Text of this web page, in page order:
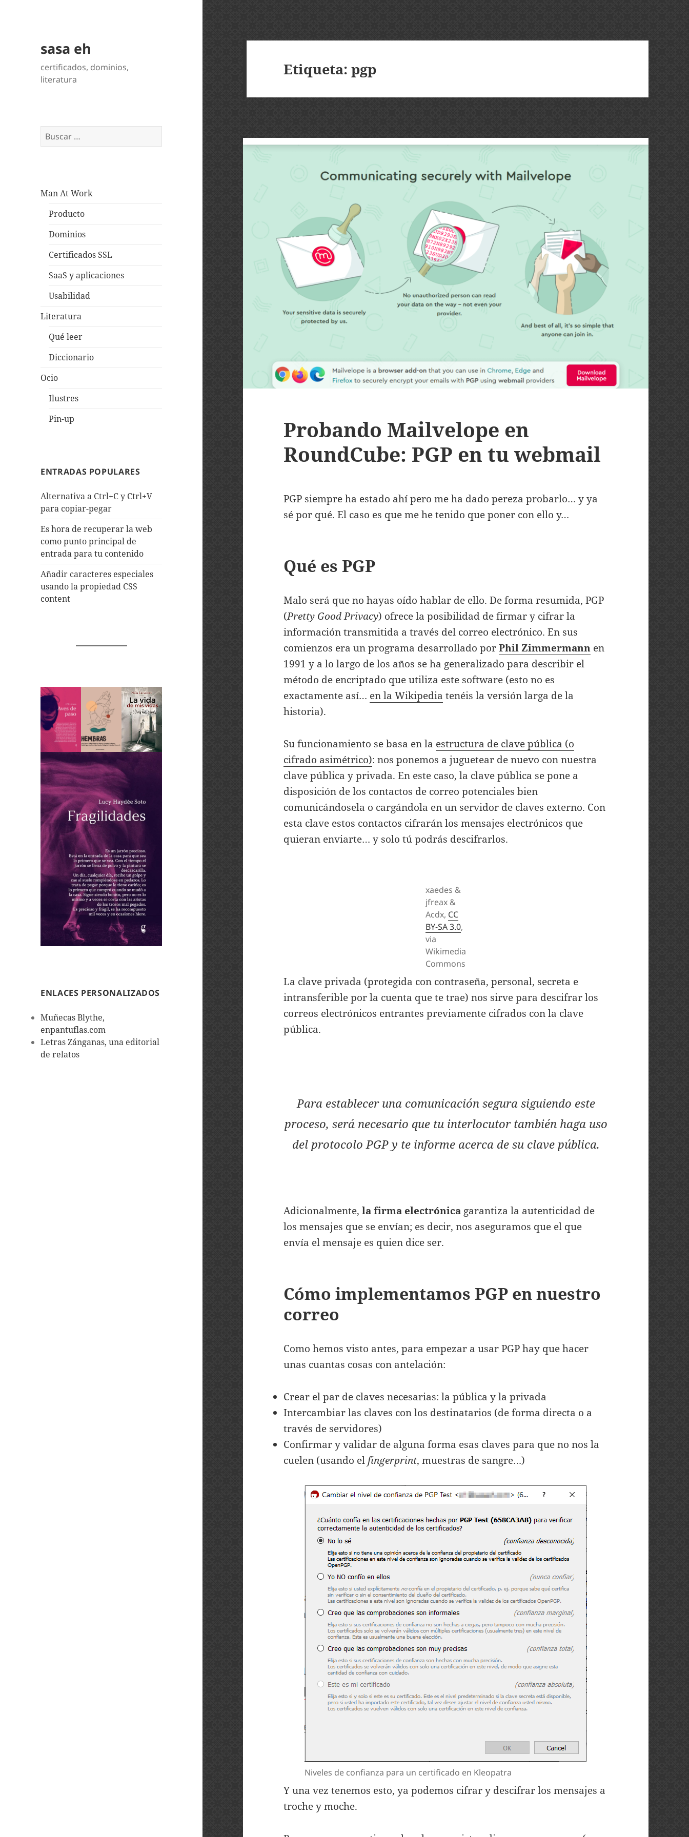
sasa eh
certificados, dominios,
literatura
Buscar:
Man At Work
Producto
Dominios
Certificados SSL
SaaS y aplicaciones
Usabilidad
Literatura
Qué leer
Diccionario
Ocio
Ilustres
Pin-up
ENTRADAS POPULARES
Alternativa a Ctrl+C y Ctrl+V
para copiar-pegar
Es hora de recuperar la web
como punto principal de
entrada para tu contenido
Añadir caracteres especiales
usando la propiedad CSS
content
ENLACES PERSONALIZADOS
Muñecas Blythe,
enpantuflas.com
Letras Zánganas, una editorial
de relatos
Etiqueta:pgp
Probando Mailvelope en
RoundCube: PGP en tu webmail
PGP siempre ha estado ahí pero me ha dado pereza probarlo… y ya
sé por qué. El caso es que me he tenido que poner con ello y…
Qué es PGP
Malo será que no hayas oído hablar de ello. De forma resumida, PGP
(Pretty Good Privacy) ofrece la posibilidad de firmar y cifrar la
información transmitida a través del correo electrónico. En sus
comienzos era un programa desarrollado porPhil Zimmermann en
1991 y a lo largo de los años se ha generalizado para describir el
método de encriptado que utiliza este software (esto no es
exactamente así… en la Wikipedia tenéis la versión larga de la
historia).
Su funcionamiento se basa en la estructura de clave pública (o
cifrado asimétrico): nos ponemos a juguetear de nuevo con nuestra
clave pública y privada. En este caso, la clave pública se pone a
disposición de los contactos de correo potenciales bien
comunicándosela o cargándola en un servidor de claves externo. Con
esta clave estos contactos cifrarán los mensajes electrónicos que
quieran enviarte… y solo tú podrás descifrarlos.
xaedes &
jfreax &
Acdx, CC
BY-SA 3.0,
via
Wikimedia
Commons
La clave privada (protegida con contraseña, personal, secreta e
intransferible por la cuenta que te trae) nos sirve para descifrar los
correos electrónicos entrantes previamente cifrados con la clave
pública.
Para establecer una comunicación segura siguiendo este
proceso, será necesario que tu interlocutor también haga uso
del protocolo PGP y te informe acerca de su clave pública.
Adicionalmente,la firma electrónica garantiza la autenticidad de
los mensajes que se envían; es decir, nos aseguramos que el que
envía el mensaje es quien dice ser.
Cómo implementamos PGP en nuestro
correo
Como hemos visto antes, para empezar a usar PGP hay que hacer
unas cuantas cosas con antelación:
Crear el par de claves necesarias: la pública y la privada
Intercambiar las claves con los destinatarios (de forma directa o a
través de servidores)
Confirmar y validar de alguna forma esas claves para que no nos la
cuelen (usando el fingerprint, muestras de sangre…)
Niveles de confianza para un certificado en Kleopatra
Y una vez tenemos esto, ya podemos cifrar y descifrar los mensajes a
troche y moche.